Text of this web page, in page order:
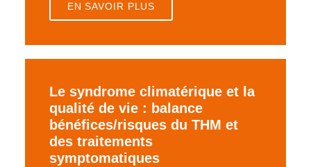
EN SAVOIR PLUS
Le syndrome climatérique et la
qualité de vie : balance
bénéfices/risques du THM et
des traitements
symptomatiques